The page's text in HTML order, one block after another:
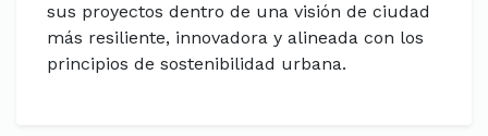
sus proyectos dentro de una visión de ciudad
más resiliente, innovadora y alineada con los
principios de sostenibilidad urbana.